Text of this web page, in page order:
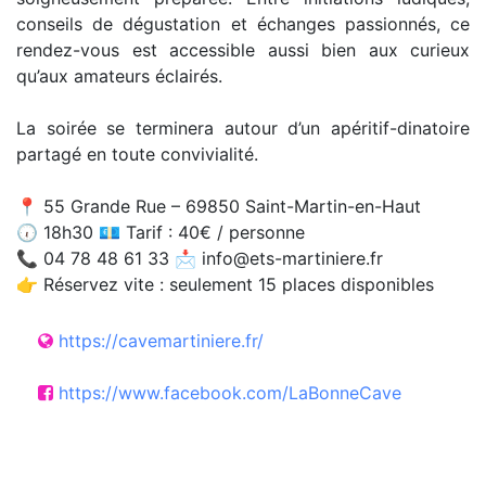
conseils de dégustation et échanges passionnés, ce
rendez-vous est accessible aussi bien aux curieux
qu’aux amateurs éclairés.
La soirée se terminera autour d’un apéritif-dinatoire
partagé en toute convivialité.
📍 55 Grande Rue – 69850 Saint-Martin-en-Haut
🕡 18h30 💶 Tarif : 40€ / personne
📞 04 78 48 61 33 📩 info@ets-martiniere.fr
👉 Réservez vite : seulement 15 places disponibles
https://cavemartiniere.fr/
https://www.facebook.com/LaBonneCave